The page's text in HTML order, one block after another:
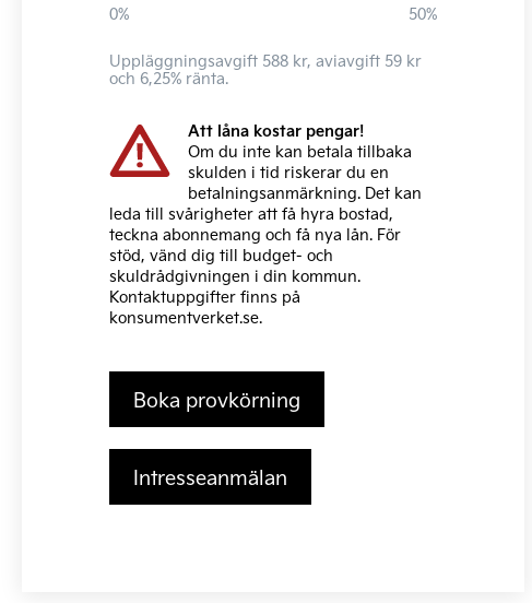
0% 50%
Uppläggningsavgift 588 kr, aviavgift 59 kr
och 6,25% ränta.
Att låna kostar pengar!
Om du inte kan betala tillbaka
skulden i tid riskerar du en
betalningsanmärkning. Det kan
leda till svårigheter att få hyra bostad,
teckna abonnemang och få nya lån. För
stöd, vänd dig till budget- och
skuldrådgivningen i din kommun.
Kontaktuppgifter finns på
konsumentverket.se.
Boka provkörning
Intresseanmälan